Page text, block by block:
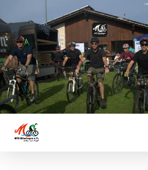
Inhalt
springen